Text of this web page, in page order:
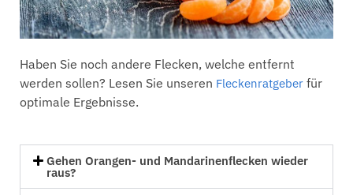
Haben Sie noch andere Flecken, welche entfernt
werden sollen? Lesen Sie unseren Fleckenratgeber für
optimale Ergebnisse.
Gehen Orangen- und Mandarinenflecken wieder
raus?